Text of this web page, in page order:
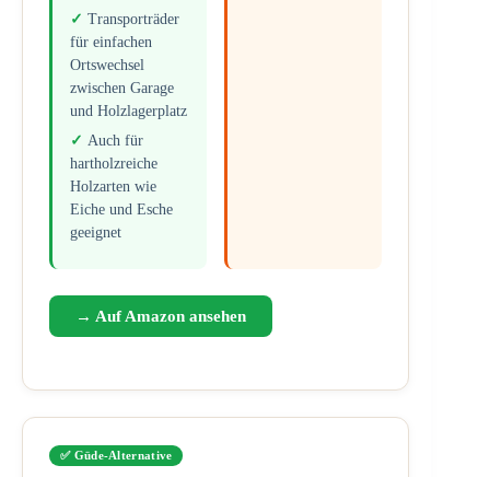
Transporträder
für einfachen
Ortswechsel
zwischen Garage
und Holzlagerplatz
Auch für
hartholzreiche
Holzarten wie
Eiche und Esche
geeignet
→ Auf Amazon ansehen
✅ Güde-Alternative